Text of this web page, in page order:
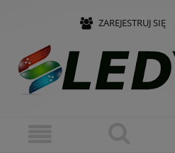
ZAREJESTRUJ SIĘ